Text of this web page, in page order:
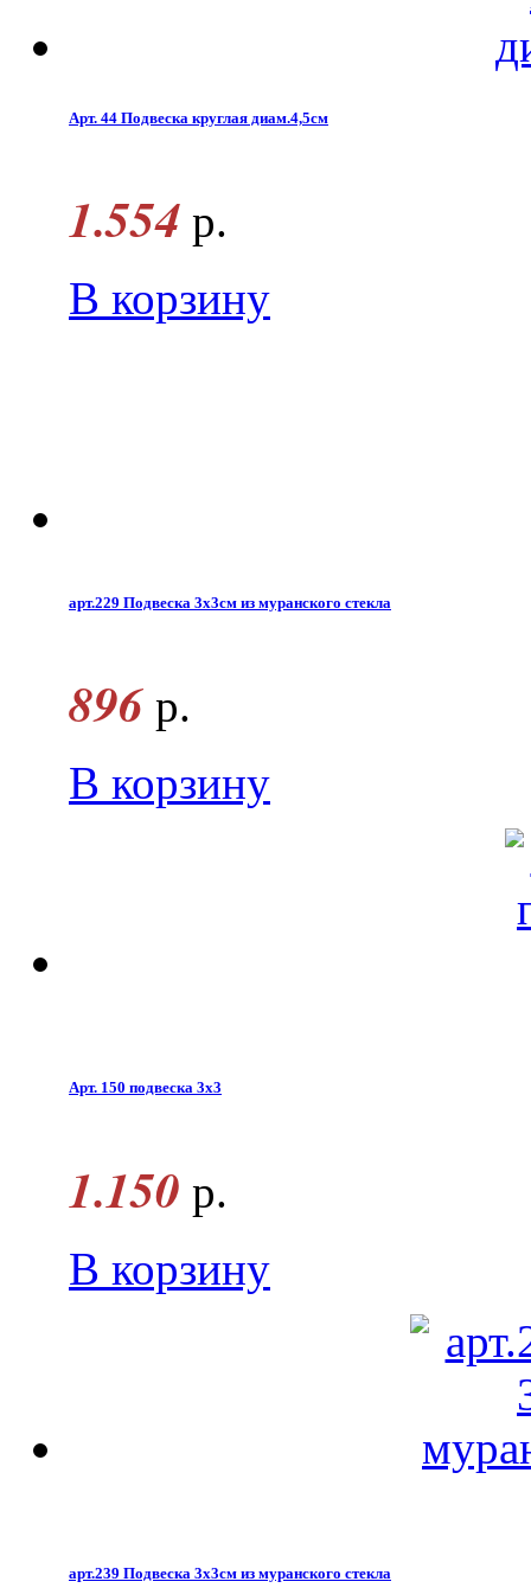
Арт. 44 Подвеска круглая диам.4,5см
1.554 р.
В корзину
арт.229 Подвеска 3х3см из муранского стекла
896 р.
В корзину
Арт. 150 подвеска 3х3
1.150 р.
В корзину
арт.239 Подвеска 3х3см из муранского стекла